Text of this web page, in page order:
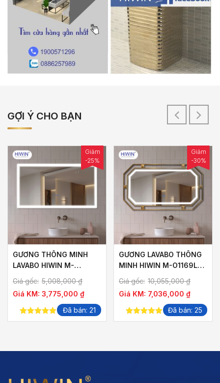
GỢI Ý CHO BẠN
GƯƠNG THÔNG MINH
LAVABO HIWIN M-
R1265LD-F HÌNH CHỮ
NHẬT NGANG KHUNG
1200×650 GƯƠNG
1125×575
Giá gốc: 5,008,000₫
Giá KM: 3,775,000 ₫
Giảm
-25%
5.00out of
Đã bán: 21
GƯƠNG LAVABO THÔNG
MINH HIWIN M-O1169LD-
P KHUNG VÀNG XƯỚC
SANG TRỌNG
Giá gốc: 10,055,000₫
Giá KM: 7,036,000 ₫
Giảm
-30%
5.00out of
Đã bán: 25